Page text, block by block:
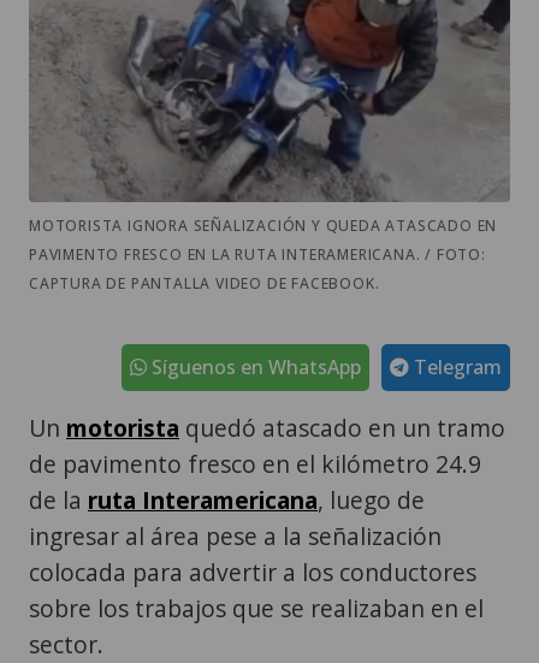
MOTORISTA IGNORA SEÑALIZACIÓN Y QUEDA ATASCADO EN
PAVIMENTO FRESCO EN LA RUTA INTERAMERICANA. / FOTO:
CAPTURA DE PANTALLA VIDEO DE FACEBOOK.
Telegram
Síguenos en WhatsApp
Un motorista quedó atascado en un tramo
de pavimento fresco en el kilómetro 24.9
de la ruta Interamericana, luego de
ingresar al área pese a la señalización
colocada para advertir a los conductores
sobre los trabajos que se realizaban en el
sector.